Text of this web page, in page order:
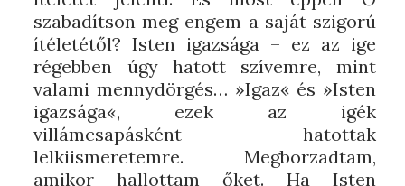
szabadítson meg engem a saját szigorú
ítéletétől? Isten igazsága – ez az ige
régebben úgy hatott szívemre, mint
valami mennydörgés… »Igaz« és »Isten
igazsága«, ezek az igék
villámcsapásként hatottak
lelkiismeretemre. Megborzadtam,
amikor hallottam őket. Ha Isten